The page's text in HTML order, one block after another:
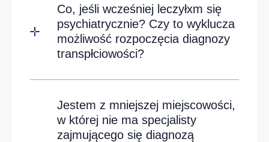
Co, jeśli wcześniej leczyłxm się
psychiatrycznie? Czy to wyklucza
możliwość rozpoczęcia diagnozy
transpłciowości?
Jestem z mniejszej miejscowości,
w której nie ma specjalisty
zajmującego się diagnozą